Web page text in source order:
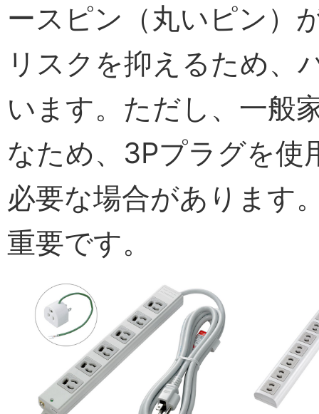
ースピン（丸いピン）
リスクを抑えるため、
います。ただし、一般
なため、3Pプラグを使
必要な場合があります
重要です。